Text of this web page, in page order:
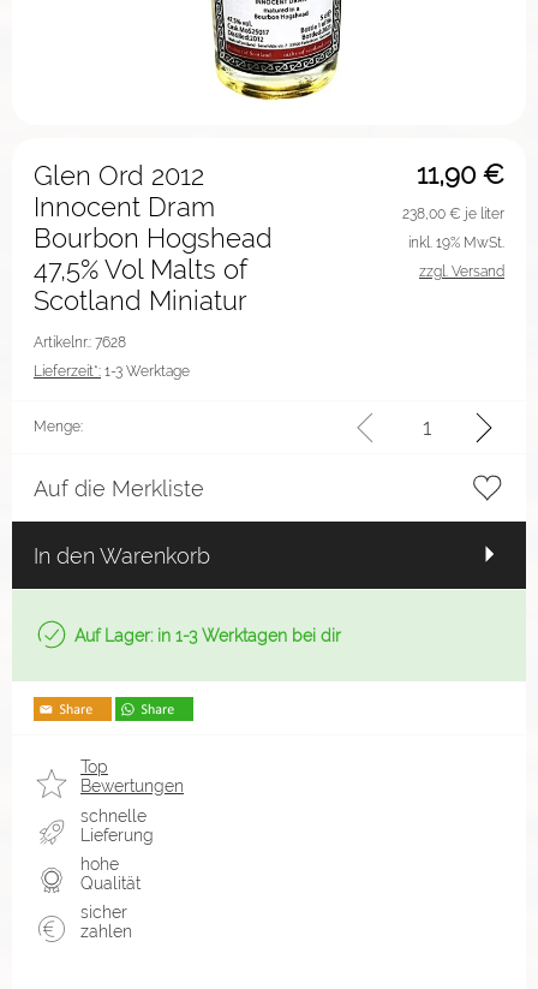
11,90 €
Glen Ord 2012
Innocent Dram
Bourbon Hogshead
47,5% Vol Malts of
Scotland Miniatur
Artikelnr.: 7628
Lieferzeit*: 1-3 Werktage
238,00 € je liter
inkl. 19% MwSt.
zzgl. Versand
Menge:
Auf die Merkliste
In den Warenkorb
Auf Lager: in 1-3 Werktagen bei dir
Top
Bewertungen
schnelle
Lieferung
hohe
Qualität
sicher
zahlen